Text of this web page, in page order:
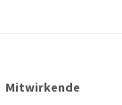
Mitwirkende